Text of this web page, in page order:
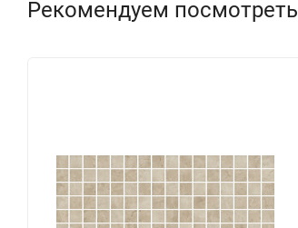
Рекомендуем посмотреть